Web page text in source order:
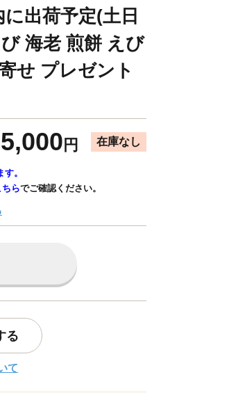
出荷予定(土日
海老 煎餅 えび
せ プレゼント
5,000 円 在庫なし
。
ちらでご確認ください。
る
て